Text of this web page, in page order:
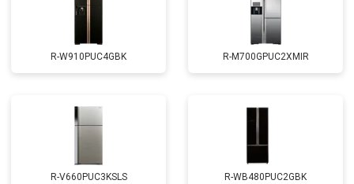
R-W910PUC4GBK R-M700GPUC2XMIR
R-V660PUC3KSLS R-WB480PUC2GBK